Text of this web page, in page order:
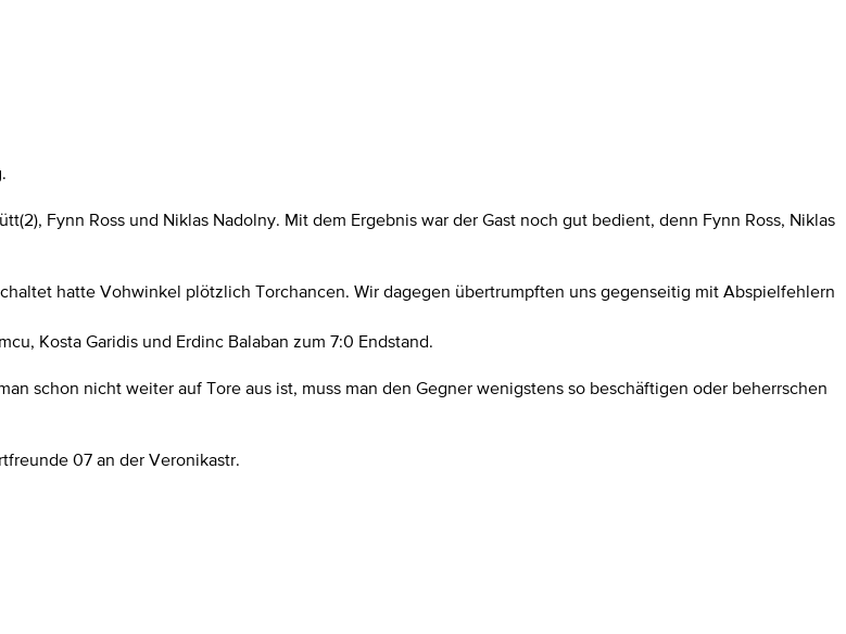
Fynn Ross und Niklas Nadolny. Mit dem Ergebnis war der Gast noch gut bedient, denn Fynn Ross, Niklas
hatte Vohwinkel plötzlich Torchancen. Wir dagegen übertrumpften uns gegenseitig mit Abspielfehlern
Kosta Garidis und Erdinc Balaban zum 7:0 Endstand.
schon nicht weiter auf Tore aus ist, muss man den Gegner wenigstens so beschäftigen oder beherrschen
07 an der Veronikastr.